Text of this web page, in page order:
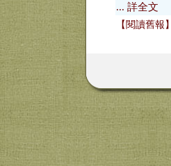
... 詳全文
【閱讀舊報】